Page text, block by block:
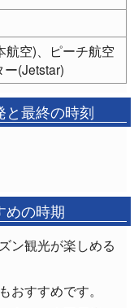
航空)、ピーチ航空
(Jetstar)
と最終の時刻
めの時期
ン観光が楽しめる
おすすめです。